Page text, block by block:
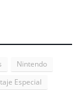
Nintendo
Especial